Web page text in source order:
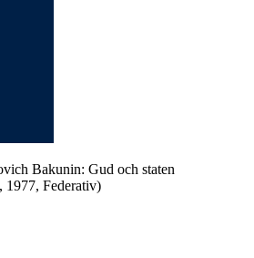
Bakunin: Gud och staten
1977, Federativ)